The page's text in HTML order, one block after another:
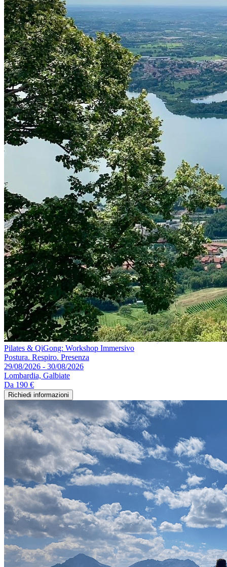
Pilates & QiGong: Workshop Immersivo
Postura. Respiro. Presenza
29/08/2026 - 30/08/2026
Lombardia, Galbiate
Da 190 €
Richiedi informazioni